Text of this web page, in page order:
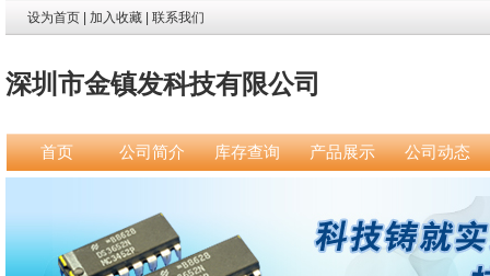
设为首页 加入收藏 联系我们
深圳市金镇发科技有限公司
首页 公司简介 库存查询 产品展示 公司动态